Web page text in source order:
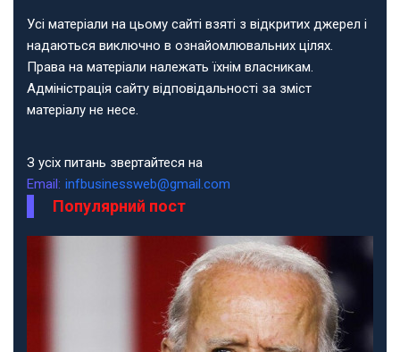
Усі матеріали на цьому сайті взяті з відкритих джерел і
надаються виключно в ознайомлювальних цілях.
Права на матеріали належать їхнім власникам.
Адміністрація сайту відповідальності за зміст
матеріалу не несе.
З усіх питань звертайтеся на
Email: infbusinessweb@gmail.com
Популярний пост